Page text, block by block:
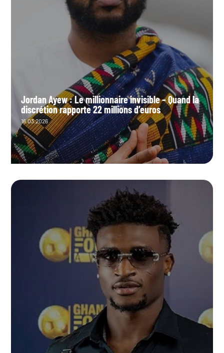
Jordan Ayew : Le millionnaire invisible – Quand la
discrétion rapporte 22 millions d’euros
16.03.2026